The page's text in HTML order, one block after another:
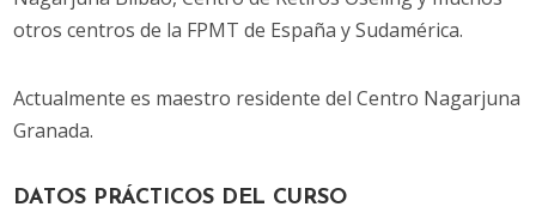
otros centros de la FPMT de España y Sudamérica.
Actualmente es maestro residente del Centro Nagarjuna
Granada.
DATOS PRÁCTICOS DEL CURSO